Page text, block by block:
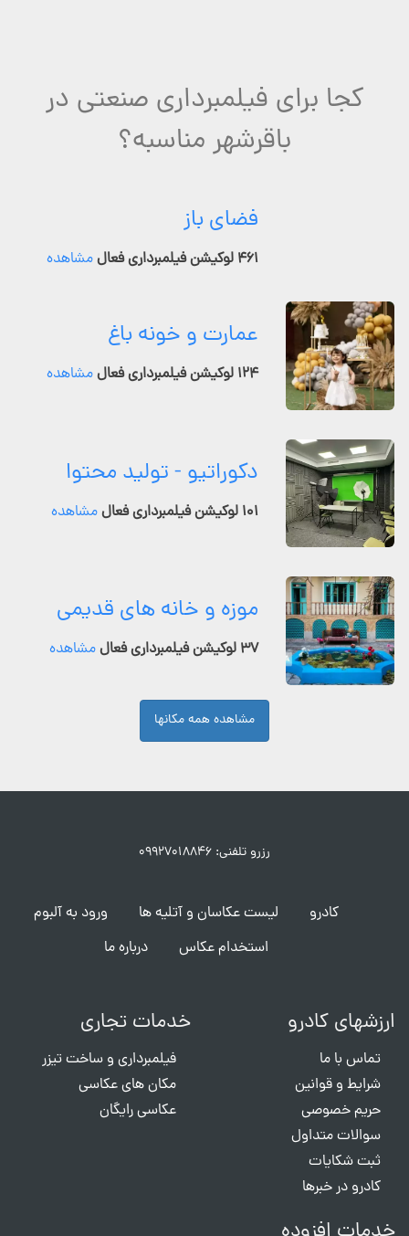
کجا برای فیلمبرداری صنعتی در
باقرشهر مناسبه؟
فضای باز
۴۶۱ لوکیشن فیلمبرداری فعال مشاهده
عمارت و خونه باغ
۱۲۴ لوکیشن فیلمبرداری فعال مشاهده
دکوراتیو - تولید محتوا
۱۰۱ لوکیشن فیلمبرداری فعال مشاهده
موزه و خانه های قدیمی
۳۷ لوکیشن فیلمبرداری فعال مشاهده
مشاهده همه مکانها
رزرو تلفنی: ۰۹۹۲۷۰۱۸۸۴۶
کادرو لیست عکاسان و آتلیه ها
ورود به آلبوم
استخدام عکاس
درباره ما
ارزشهای کادرو
تماس با ما
شرایط و قوانین
حریم خصوصی
سوالات متداول
ثبت شکایات
کادرو در خبرها
خدمات تجاری
فیلمبرداری و ساخت تیزر
مکان های عکاسی
عکاسی رایگان